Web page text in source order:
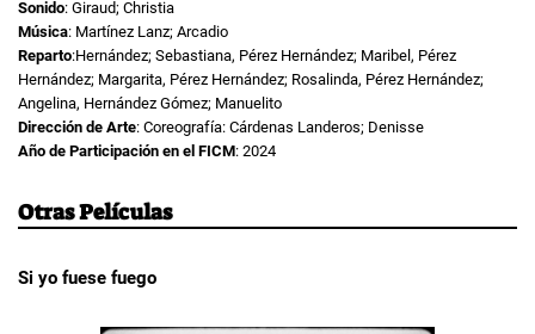
Sonido: Giraud; Christia
Música: Martínez Lanz; Arcadio
Reparto:Hernández; Sebastiana, Pérez Hernández; Maribel, Pérez
Hernández; Margarita, Pérez Hernández; Rosalinda, Pérez Hernández;
Angelina, Hernández Gómez; Manuelito
Dirección de Arte: Coreografía: Cárdenas Landeros; Denisse
Año de Participación en el FICM: 2024
Otras Películas
Si yo fuese fuego